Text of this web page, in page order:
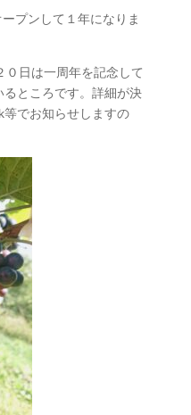
プンして１年になりま
０日は一周年を記念して
るところです。詳細が決
等でお知らせしますの